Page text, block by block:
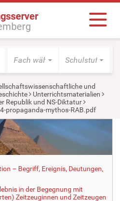
Fach wählen Schulstufe
und
Unterrichtsmaterialien
Republik und NS-Diktatur
4-propaganda-mythos-RAB.pdf
– Begriff, Ereignis, Deutungen,
in der Begegnung mit
Zeitzeuginnen und Zeitzeugen